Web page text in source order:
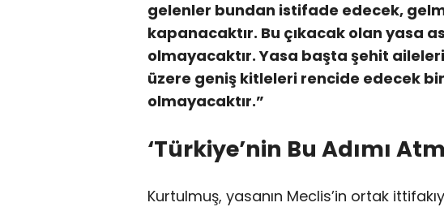
gelenler bundan istifade edecek,
kapanacaktır. Bu çıkacak olan yasa
olmayacaktır. Yasa başta şehit
üzere geniş kitleleri rencide edecek
olmayacaktır.”
‘Türkiye’nin Bu Adımı
Kurtulmuş, yasanın Meclis’in ortak